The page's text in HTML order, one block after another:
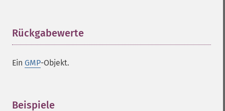
Rückgabewerte
Ein GMP-Objekt.
Beispiele